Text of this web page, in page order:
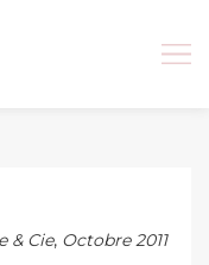
& Cie, Octobre 2011